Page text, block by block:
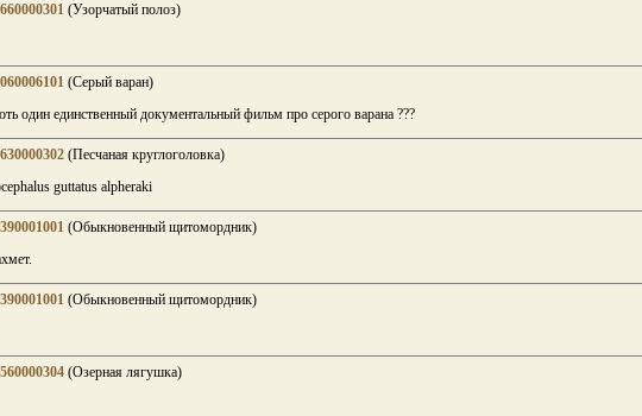
(Узорчатый полоз)
(Серый варан)
один единственный документальный фильм про серого варана ???
(Песчаная круглоголовка)
guttatus alpheraki
(Обыкновенный щитомордник)
(Обыкновенный щитомордник)
(Озерная лягушка)